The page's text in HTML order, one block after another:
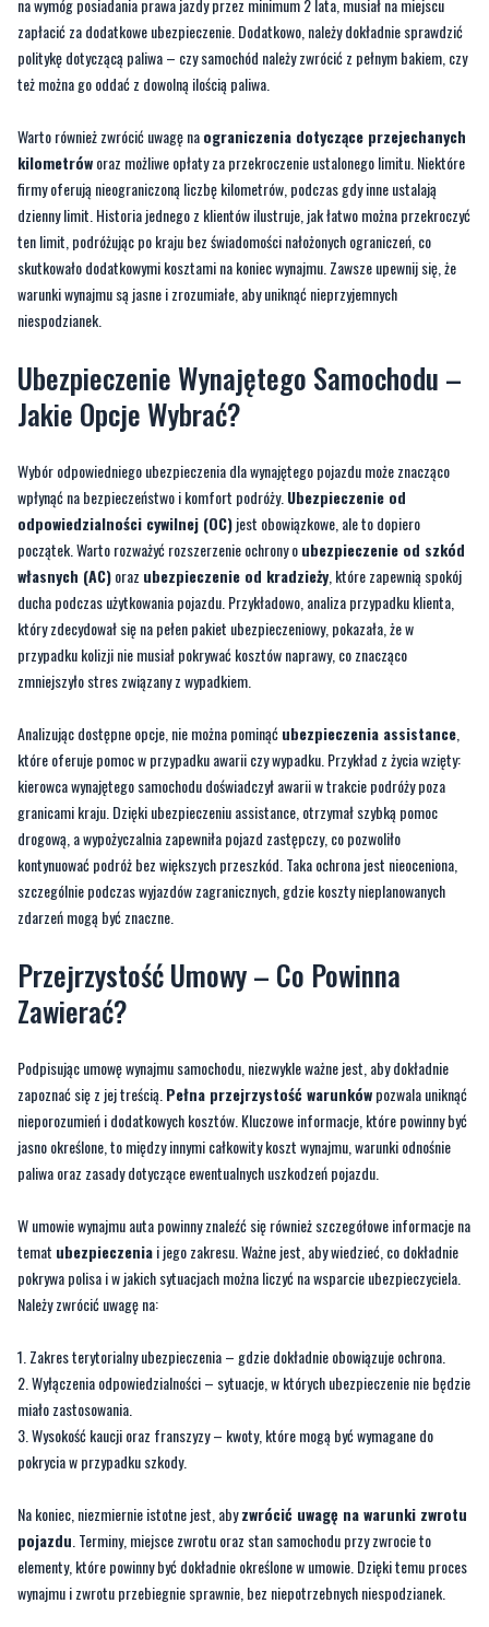
na wymóg posiadania prawa jazdy przez minimum 2 lata, musiał na miejscu
zapłacić za dodatkowe ubezpieczenie. Dodatkowo, należy dokładnie sprawdzić
politykę dotyczącą paliwa – czy samochód należy zwrócić z pełnym bakiem, czy
też można go oddać z dowolną ilością paliwa.
Warto również zwrócić uwagę naograniczenia dotyczące przejechanych
kilometróworaz możliwe opłaty za przekroczenie ustalonego limitu. Niektóre
firmy oferują nieograniczoną liczbę kilometrów, podczas gdy inne ustalają
dzienny limit. Historia jednego z klientów ilustruje, jak łatwo można przekroczyć
ten limit, podróżując po kraju bez świadomości nałożonych ograniczeń, co
skutkowało dodatkowymi kosztami na koniec wynajmu. Zawsze upewnij się, że
warunki wynajmu są jasne i zrozumiałe, aby uniknąć nieprzyjemnych
niespodzianek.
Ubezpieczenie Wynajętego Samochodu –
Jakie Opcje Wybrać?
Wybór odpowiedniego ubezpieczenia dla wynajętego pojazdu może znacząco
wpłynąć na bezpieczeństwo i komfort podróży.Ubezpieczenie od
odpowiedzialności cywilnej (OC)jest obowiązkowe, ale to dopiero
początek. Warto rozważyć rozszerzenie ochrony oubezpieczenie od szkód
własnych (AC)oraz ubezpieczenie od kradzieży, które zapewnią spokój
ducha podczas użytkowania pojazdu. Przykładowo, analiza przypadku klienta,
który zdecydował się na pełen pakiet ubezpieczeniowy, pokazała, że w
przypadku kolizji nie musiał pokrywać kosztów naprawy, co znacząco
zmniejszyło stres związany z wypadkiem.
Analizując dostępne opcje, nie można pominąćubezpieczenia assistance,
które oferuje pomoc w przypadku awarii czy wypadku. Przykład z życia wzięty:
kierowca wynajętego samochodu doświadczył awarii w trakcie podróży poza
granicami kraju. Dzięki ubezpieczeniu assistance, otrzymał szybką pomoc
drogową, a wypożyczalnia zapewniła pojazd zastępczy, co pozwoliło
kontynuować podróż bez większych przeszkód. Taka ochrona jest nieoceniona,
szczególnie podczas wyjazdów zagranicznych, gdzie koszty nieplanowanych
zdarzeń mogą być znaczne.
Przejrzystość Umowy – Co Powinna
Zawierać?
Podpisując umowę wynajmu samochodu, niezwykle ważne jest, aby dokładnie
zapoznać się z jej treścią.Pełna przejrzystość warunkówpozwala uniknąć
nieporozumień i dodatkowych kosztów. Kluczowe informacje, które powinny być
jasno określone, to między innymi całkowity koszt wynajmu, warunki odnośnie
paliwa oraz zasady dotyczące ewentualnych uszkodzeń pojazdu.
W umowie wynajmu auta powinny znaleźć się również szczegółowe informacje na
temat ubezpieczeniai jego zakresu. Ważne jest, aby wiedzieć, co dokładnie
pokrywa polisa i w jakich sytuacjach można liczyć na wsparcie ubezpieczyciela.
Należy zwrócić uwagę na:
Zakres terytorialny ubezpieczenia – gdzie dokładnie obowiązuje ochrona.
Wyłączenia odpowiedzialności – sytuacje, w których ubezpieczenie nie będzie
miało zastosowania.
Wysokość kaucji oraz franszyzy – kwoty, które mogą być wymagane do
pokrycia w przypadku szkody.
Na koniec, niezmiernie istotne jest, abyzwrócić uwagę na warunki zwrotu
pojazdu. Terminy, miejsce zwrotu oraz stan samochodu przy zwrocie to
elementy, które powinny być dokładnie określone w umowie. Dzięki temu proces
wynajmu i zwrotu przebiegnie sprawnie, bez niepotrzebnych niespodzianek.